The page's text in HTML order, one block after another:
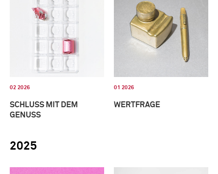
02 2026
SCHLUSS MIT DEM
GENUSS
01 2026
WERTFRAGE
2025